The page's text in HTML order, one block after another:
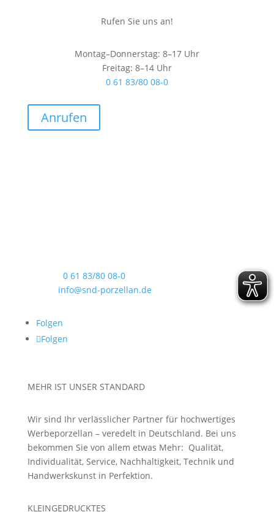
Rufen Sie uns an!
Montag–Donnerstag: 8–17 Uhr
Freitag: 8–14 Uhr
0 61 83/80 08-0
Anrufen
0 61 83/80 08-0
info@snd-porzellan.de
Folgen
Folgen
MEHR IST UNSER STANDARD
Wir sind Ihr verlässlicher Partner für hochwertiges
Werbeporzellan – veredelt in Deutschland. Bei uns
bekommen Sie von allem etwas Mehr: Qualität,
Individualität, Service, Nachhaltigkeit, Technik und
Handwerkskunst in Perfektion.
KLEINGEDRUCKTES